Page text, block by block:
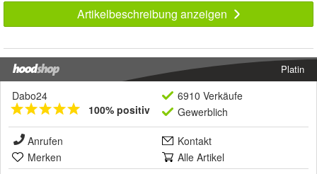
Artikelbeschreibung anzeigen
Platin
Dabo24
100% positiv
6910 Verkäufe
Gewerblich
Anrufen
Kontakt
Merken
Alle Artikel